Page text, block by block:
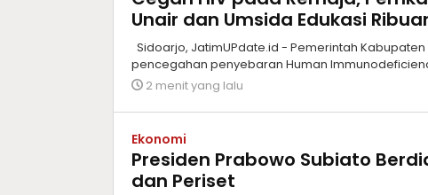
Unair dan Umsida Edukasi
Sidoarjo, JatimUPdate.id - Pemerintah
pencegahan penyebaran Human
2 menit yang lalu
Ekonomi
Presiden Prabowo Subiato
dan Periset